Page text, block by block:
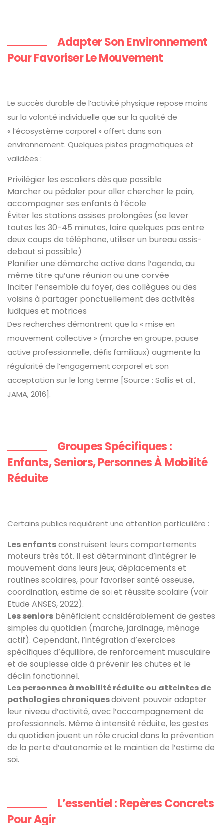
Adapter Son Environnement
Pour Favoriser Le Mouvement
Le succès durable de l’activité physique repose moins
sur la volonté individuelle que sur la qualité de
« l’écosystème corporel » offert dans son
environnement. Quelques pistes pragmatiques et
validées :
Privilégier les escaliers dès que possible
Marcher ou pédaler pour aller chercher le pain,
accompagner ses enfants à l’école
Éviter les stations assises prolongées (se lever
toutes les 30-45 minutes, faire quelques pas entre
deux coups de téléphone, utiliser un bureau assis-
debout si possible)
Planifier une démarche active dans l’agenda, au
même titre qu’une réunion ou une corvée
Inciter l’ensemble du foyer, des collègues ou des
voisins à partager ponctuellement des activités
ludiques et motrices
Des recherches démontrent que la « mise en
mouvement collective » (marche en groupe, pause
active professionnelle, défis familiaux) augmente la
régularité de l’engagement corporel et son
acceptation sur le long terme [Source : Sallis et al.,
JAMA, 2016].
Groupes Spécifiques :
Enfants, Seniors, Personnes À Mobilité
Réduite
Certains publics requièrent une attention particulière :
Les enfantsconstruisent leurs comportements
moteurs très tôt. Il est déterminant d’intégrer le
mouvement dans leurs jeux, déplacements et
routines scolaires, pour favoriser santé osseuse,
coordination, estime de soi et réussite scolaire (voir
Etude ANSES, 2022).
Les seniors bénéficient considérablement de gestes
simples du quotidien (marche, jardinage, ménage
actif). Cependant, l’intégration d’exercices
spécifiques d’équilibre, de renforcement musculaire
et de souplesse aide à prévenir les chutes et le
déclin fonctionnel.
Les personnes à mobilité réduite ou atteintes de
pathologies chroniquesdoivent pouvoir adapter
leur niveau d’activité, avec l’accompagnement de
professionnels. Même à intensité réduite, les gestes
du quotidien jouent un rôle crucial dans la prévention
de la perte d’autonomie et le maintien de l’estime de
soi.
L’essentiel : Repères Concrets
Pour Agir